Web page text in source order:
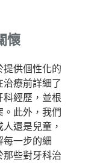
懷
提供個性化的
療前詳細了
科經歷，並根
此外，我們
還是兒童，
每一步的細
那些對牙科治